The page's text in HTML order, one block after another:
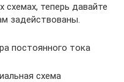
схемах, теперь давайте
задействованы.
постоянного тока
схема